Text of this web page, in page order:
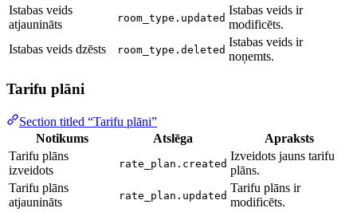
Istabas veids
atjaunināts
room_type.updated
Istabas veids ir
modificēts.
Istabas veids dzēsts
room_type.deleted
Istabas veids ir
noņemts.
Tarifu plāni
Section titled “Tarifu plāni”
Notikums
Atslēga
Apraksts
Tarifu plāns
izveidots
rate_plan.created
Izveidots jauns tarifu
plāns.
Tarifu plāns
atjaunināts
rate_plan.updated
Tarifu plāns ir
modificēts.